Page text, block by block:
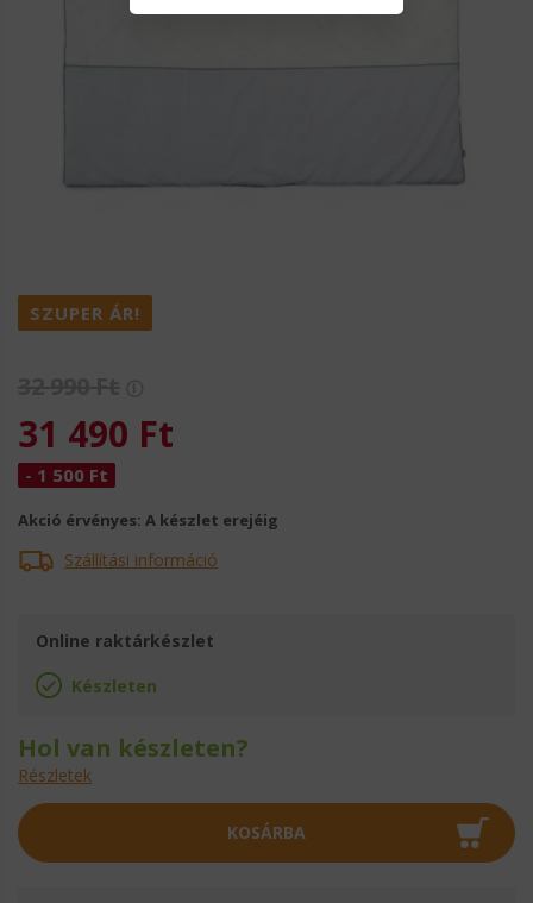
SZUPER ÁR!
Online raktárkészlet
Készleten
Hol van készleten?
Részletek
31 490 Ft
- 1 500 Ft
Akció érvényes: A készlet erejéig
Szállítási információ
KOSÁRBA